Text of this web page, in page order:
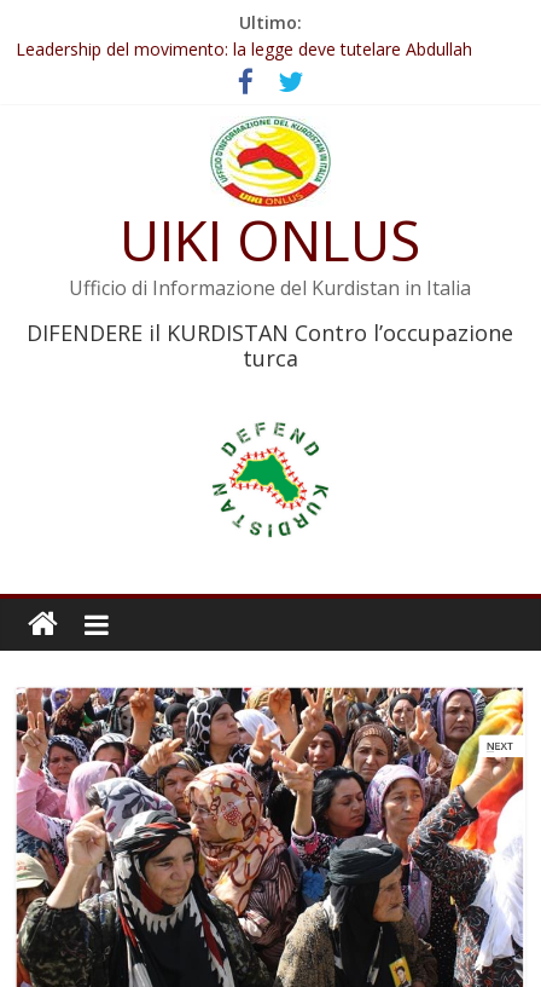
Ultimo:
Abdullah Öcalan: Le legge negativa deve essere trasformata in
legge positiva
Leadership del movimento: la legge deve tutelare Abdullah
Commissione donne del KNK: Şengal è di nuovo sotto minaccia
Non tenere conto della situazione di Rêber Apo ostacolerebbe
Il KNK chiede un’azione internazionale contro i crimini di guerra
UIKI ONLUS
Ufficio di Informazione del Kurdistan in Italia
DIFENDERE il KURDISTAN Contro l’occupazione
turca